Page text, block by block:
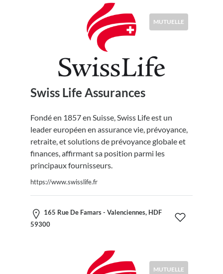
MUTUELLE
Swiss Life Assurances
Fondé en 1857 en Suisse, Swiss Life est un
leader européen en assurance vie, prévoyance,
retraite, et solutions de prévoyance globale et
finances, affirmant sa position parmi les
principaux fournisseurs.
https://www.swisslife.fr
165 Rue De Famars - Valenciennes, HDF
59300
MUTUELLE